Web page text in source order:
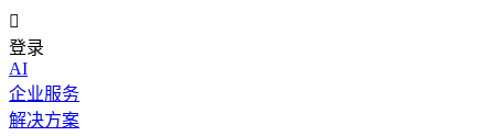

登录
AI
企业服务
解决方案